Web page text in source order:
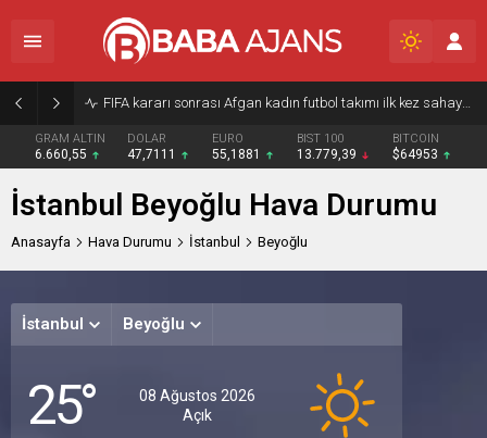
FIFA kararı sonrası Afgan kadın futbol takımı ilk kez sahaya çıktı
GRAM ALTIN
6.660,55
DOLAR
47,7111
EURO
55,1881
BIST 100
13.779,39
BITCOIN
$64953
İstanbul Beyoğlu Hava Durumu
Anasayfa Hava Durumu İstanbul Beyoğlu
İstanbul Beyoğlu
25°
08 Ağustos 2026
Açık